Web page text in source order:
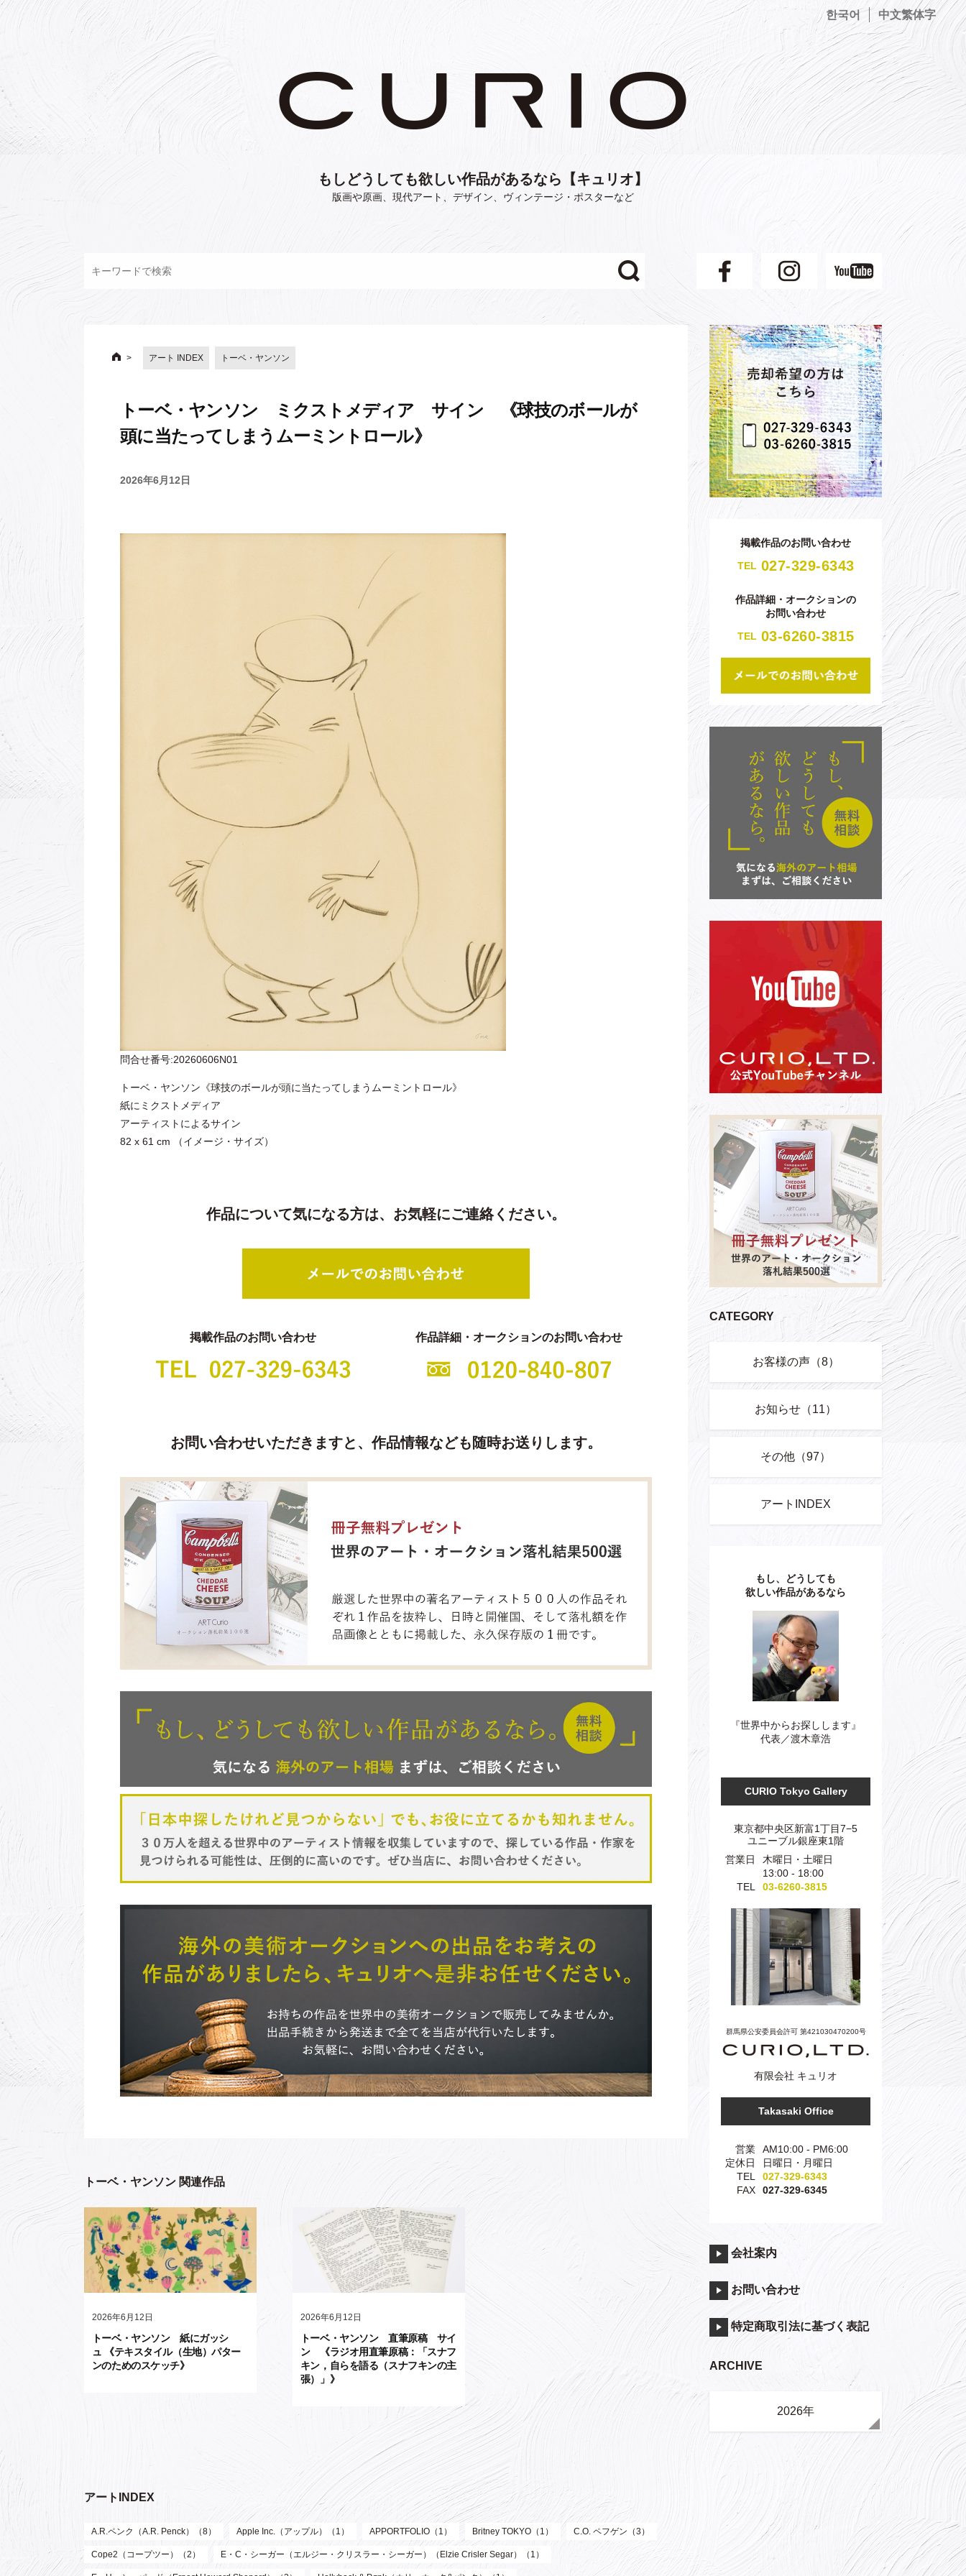
コ
へ
ス
キ
ッ
プ
한국어 中文繁体字
もしどうしても欲しい作品があるなら【キュリオ】
版画や原画、現代アート、デザイン、ヴィンテージ・ポスターなど
アート INDEX トーベ・ヤンソン
トーベ・ヤンソン ミクストメディア サイン 《球技のボールが
頭に当たってしまうムーミントロール》
2026年6月12日
問合せ番号:20260606N01
トーベ・ヤンソン《球技のボールが頭に当たってしまうムーミントロール》
紙にミクストメディア
アーティストによるサイン
82 x 61 cm （イメージ・サイズ）
作品について気になる方は、 お気軽にご連絡ください。
掲載作品のお問い合わせ 作品詳細・オークションのお問い合わせ
お問い合わせいただきますと、作品情報なども随時お送りします。
トーベ・ヤンソン 関連作品
2026年6月12日
トーベ・ヤンソン 紙にガッシ
ュ 《テキスタイル（生地）パター
ンのためのスケッチ》
2026年6月12日
トーベ・ヤンソン 直筆原稿 サイ
ン 《ラジオ用直筆原稿：「スナフ
キン，自らを語る（スナフキンの主
張）」》
アートINDEX
A.R.ペンク（A.R. Penck）（8） Apple Inc.（アップル）（1） APPORTFOLIO（1） Britney TOKYO（1） C.O. ペフゲン（3）
Cope2（コープツー）（2） E・C・シーガー（エルジー・クリスラー・シーガー）（Elzie Crisler Segar）（1）
掲載作品のお問い合わせ
TEL 027-329-6343
作品詳細・オークションの
お問い合わせ
TEL 03-6260-3815
CATEGORY
お客様の声（8）
お知らせ（11）
その他（97）
アートINDEX
もし、どうしても
欲しい作品があるなら
『世界中からお探しします』
代表／渡木章浩
CURIO Tokyo Gallery
東京都中央区新富1丁目7−5
ユニーブル銀座東1階
営業日
木曜日・土曜日
13:00 - 18:00
TEL
03-6260-3815
群馬県公安委員会許可 第421030470200号
有限会社 キュリオ
Takasaki Office
営業
AM10:00 - PM6:00
定休日
日曜日・月曜日
TEL
027-329-6343
FAX
027-329-6345
会社案内
お問い合わせ
特定商取引法に基づく表記
ARCHIVE
2026年